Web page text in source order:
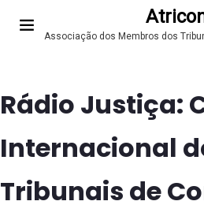
Associação dos Membros dos
Rádio Justiça:
Internacional
Tribunais de